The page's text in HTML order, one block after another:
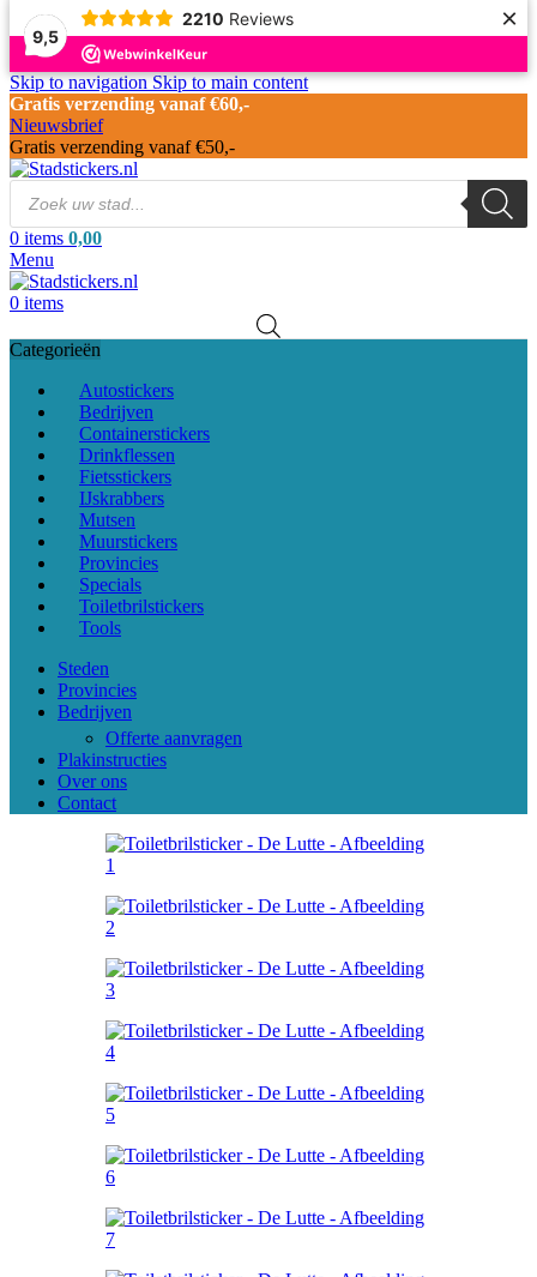
9,5
2210 Reviews ×
Skip to navigationSkip to main content
Gratis verzending vanaf €60,-
Nieuwsbrief
Gratis verzending vanaf €50,-
0 items 0,00
Menu
0 items
Categorieën
Autostickers
Bedrijven
Containerstickers
Drinkflessen
Fietsstickers
IJskrabbers
Mutsen
Muurstickers
Provincies
Specials
Toiletbrilstickers
Tools
Steden
Provincies
Bedrijven
Offerte aanvragen
Plakinstructies
Over ons
Contact